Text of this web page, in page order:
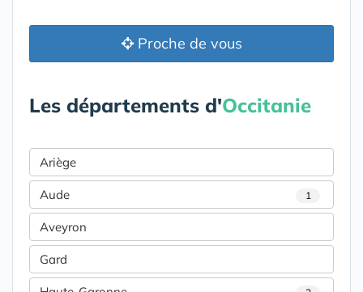
Proche de vous
Les départements d'Occitanie
Ariège
Aude 1
Aveyron
Gard